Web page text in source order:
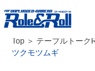
Top
テーブルトーク
ツクモツムギ